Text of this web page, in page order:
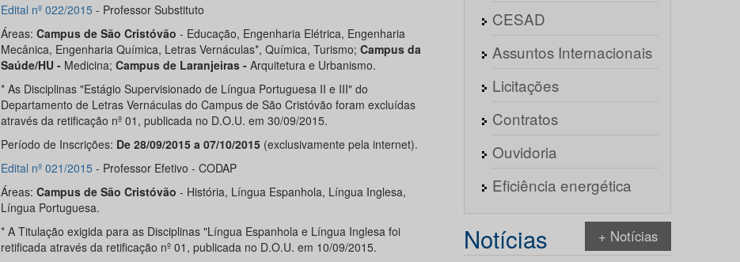
Edital nº 022/2015 - Professor Substituto
Áreas: Campus de São Cristóvão - Educação, Engenharia Elétrica, Engenharia
Mecânica, Engenharia Química, Letras Vernáculas*, Química, Turismo; Campus da
Saúde/HU - Medicina; Campus de Laranjeiras - Arquitetura e Urbanismo.
* As Disciplinas "Estágio Supervisionado de Língua Portuguesa II e III" do
Departamento de Letras Vernáculas do Campus de São Cristóvão foram excluídas
através da retificação nº 01, publicada no D.O.U. em 30/09/2015.
Período de Inscrições: De 28/09/2015 a 07/10/2015 (exclusivamente pela internet).
Edital nº 021/2015 - Professor Efetivo - CODAP
Áreas: Campus de São Cristóvão - História, Língua Espanhola, Língua Inglesa,
Língua Portuguesa.
* A Titulação exigida para as Disciplinas "Língua Espanhola e Língua Inglesa foi
retificada através da retificação nº 01, publicada no D.O.U. em 10/09/2015.
CESAD
Assuntos Internacionais
Licitações
Contratos
Ouvidoria
Eficiência energética
Notícias + Notícias